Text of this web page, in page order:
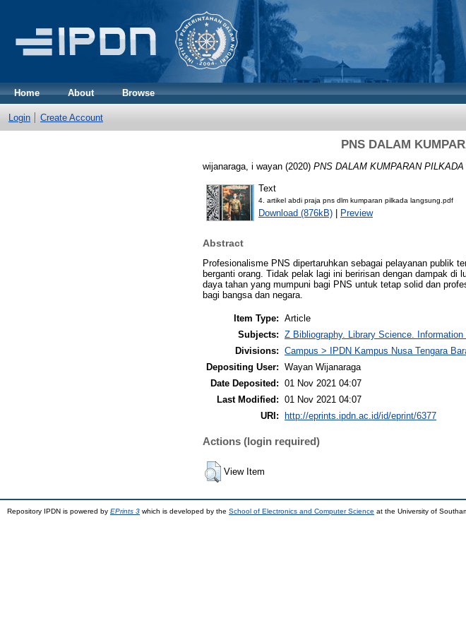
Home About Browse
Login Create Account
PNS DALAM
wijanaraga, i wayan (2020) PNS DALAM KUMPARAN PILKADA
Text
4. artikel abdi praja pns dlm kumparan pilkada langsung.pdf
Download (876kB) | Preview
Abstract
Profesionalisme PNS dipertaruhkan sebagai pelayanan publik
berganti orang. Tidak pelak lagi ini beririsan dengan dampak
daya tahan yang mumpuni bagi PNS untuk tetap solid dan
bagi bangsa dan negara.
Item Type: Article
Subjects: Z Bibliography. Library Science.
Divisions: Campus > IPDN Kampus Nusa Tengara
Depositing User: Wayan Wijanaraga
Date Deposited: 01 Nov 2021 04:07
Last Modified: 01 Nov 2021 04:07
URI:
http://eprints.ipdn.ac.id/id/eprint/6377
Actions (login required)
View Item
Repository IPDN is powered by EPrints 3 which is developed by the School of Electronics and Computer Science at the University of